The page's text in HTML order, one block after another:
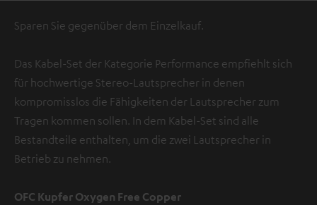
Sparen Sie gegenüber dem Einzelkauf.
Das Kabel-Set der Kategorie Performance empfiehlt sich
für hochwertige Stereo-Lautsprecher in denen
kompromisslos die Fähigkeiten der Lautsprecher zum
Tragen kommen sollen. In dem Kabel-Set sind alle
Bestandteile enthalten, um die zwei Lautsprecher in
Betrieb zu nehmen.
OFC Kupfer Oxygen Free Copper